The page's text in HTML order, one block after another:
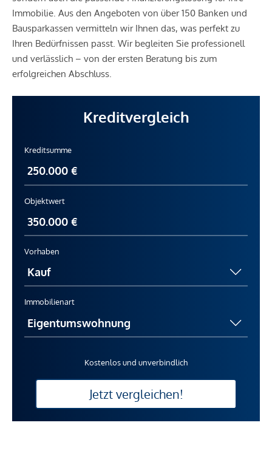
Immobilie. Aus den Angeboten von über 150 Banken und
Bausparkassen vermitteln wir Ihnen das, was perfekt zu
Ihren Bedürfnissen passt. Wir begleiten Sie professionell
und verlässlich – von der ersten Beratung bis zum
erfolgreichen Abschluss.
Kreditvergleich
Kreditsumme
Objektwert
Vorhaben
Immobilienart
Kostenlos und unverbindlich
Jetzt vergleichen!